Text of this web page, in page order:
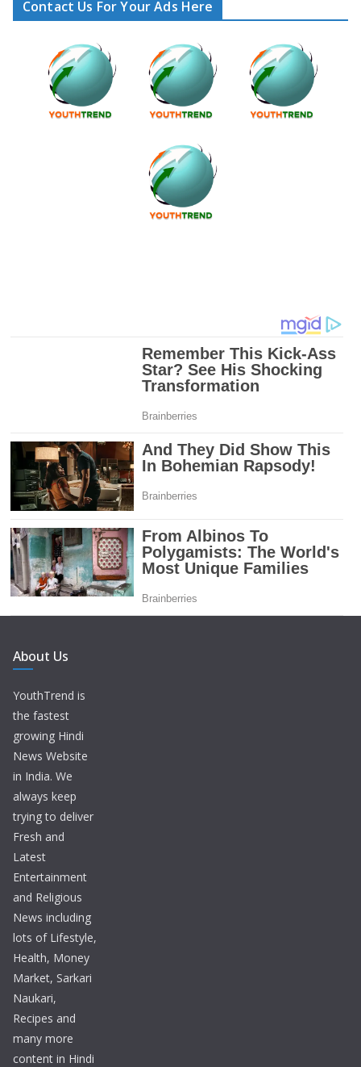
Contact Us For Your Ads Here
About Us
YouthTrend is
the fastest
growing Hindi
News Website
in India. We
always keep
trying to deliver
Fresh and
Latest
Entertainment
and Religious
News including
lots of Lifestyle,
Health, Money
Market, Sarkari
Naukari,
Recipes and
many more
content in Hindi